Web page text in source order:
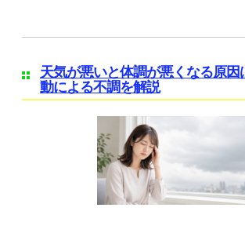
天気が悪いと体調が悪くなる原因
動による不調を解説